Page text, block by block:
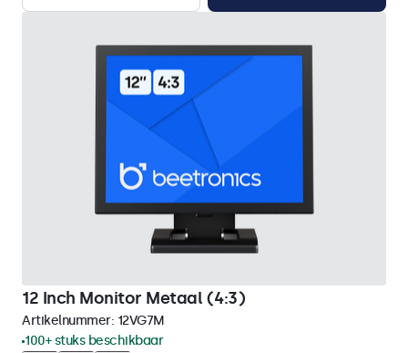
12 Inch Monitor Metaal (4:3)
Artikelnummer: 12VG7M
100+ stuks beschikbaar